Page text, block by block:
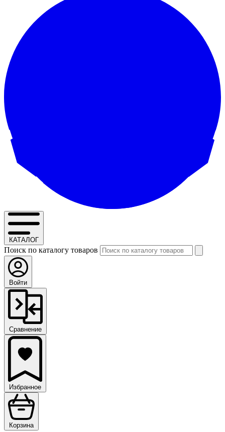
КАТАЛОГ
Поиск по каталогу товаров
Войти
Сравнение
Избранное
Корзина